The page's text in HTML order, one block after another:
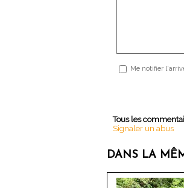
Me notifier
Tous les
Signaler un abus
DANS LA